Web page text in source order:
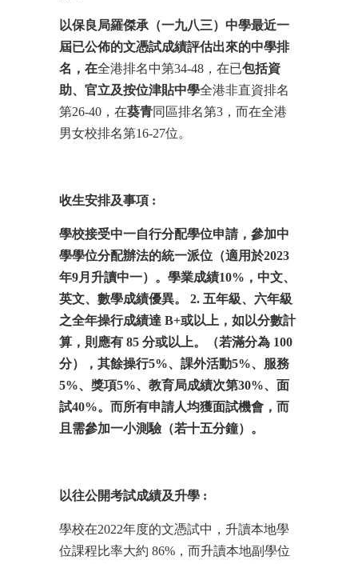
以保良局羅傑承（一九八三）中學最近一
屆已公佈的文憑試成績評估出來的中學排
名，在全港排名中第34-48，在已包括資
助、官立及按位津貼中學全港非直資排名
第26-40，在葵青同區排名第3，而在全港
男女校排名第16-27位。
收生安排及事項 :
學校接受中一自行分配學位申請，參加中
學學位分配辦法的統一派位（適用於2023
年9月升讀中一）。學業成績10% ，中文、
英文、數學成績優異。
2. 五年級、六年級
之全年操行成績達 B+或以上，如以分數計
算，則應有 85 分或以上。（若滿分為 100
分），其餘操行5%、課外活動5%、服務
5%、獎項5%、教育局成績次第30%、面
試40%。而所有申請人均獲面試機會，而
且需參加一小測驗（若十五分鐘）。
以往公開考試成績及升學 :
學校在2022年度的文憑試中，升讀本地學
位課程比率大約 86%，而升讀本地副學位